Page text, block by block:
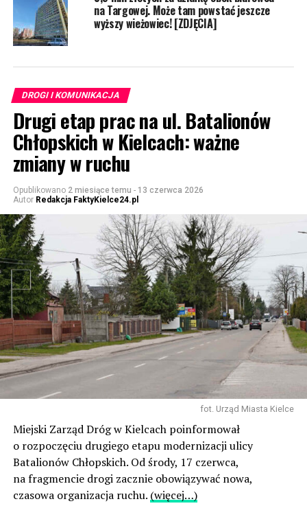
na Targowej. Może tam powstać jeszcze
wyższy wieżowiec! [ZDJĘCIA]
DROGI I KOMUNIKACJA
Drugi etap prac na ul. Batalionów
Chłopskich w Kielcach: ważne
zmiany w ruchu
Opublikowano 2 miesiące temu - 13 czerwca 2026
Autor Redakcja FaktyKielce24.pl
fot. Urząd Miasta Kielce
Miejski Zarząd Dróg w Kielcach poinformował
o rozpoczęciu drugiego etapu modernizacji ulicy
Batalionów Chłopskich. Od środy, 17 czerwca,
na fragmencie drogi zacznie obowiązywać nowa,
czasowa organizacja ruchu. (więcej…)